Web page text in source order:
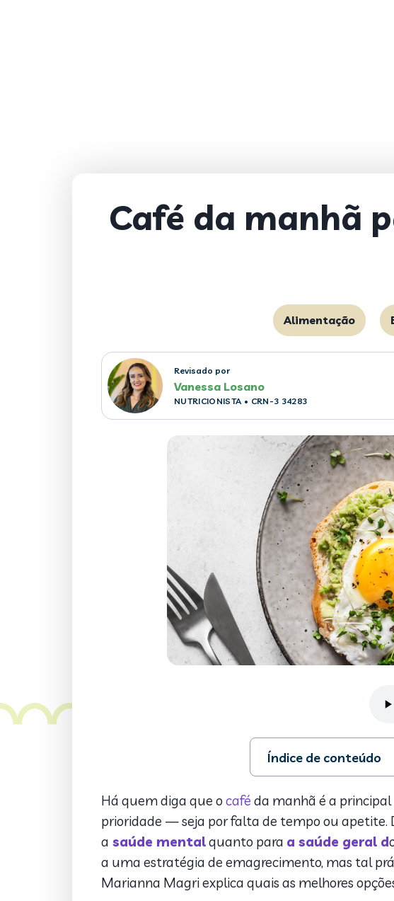
Café da manhã
Alimentação
Revisado por
Vanessa Losano
NUTRICIONISTA• CRN-3 34283
Índice de conteúdo
1. Café da manhã para
2. O que evitar
3. 5 opções de café da
Há quem diga que o café da manhã é a principal
prioridade — seja por falta de tempo ou apetite.
a saúde mentalquanto para a saúde geral d
a uma estratégia de emagrecimento, mas tal
Marianna Magri explica quais as melhores